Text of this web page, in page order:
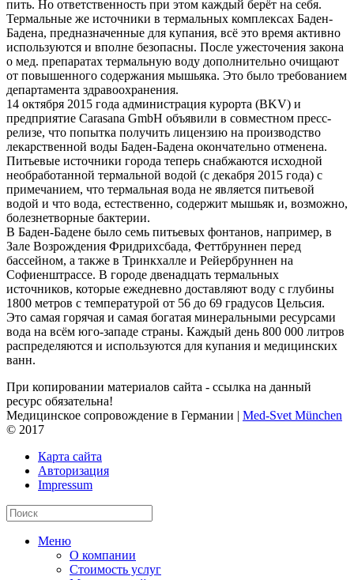
пить. Но ответственность при этом каждый берёт на себя.
Термальные же источники в термальных комплексах Баден-
Бадена, предназначенные для купания, всё это время активно
используются и вполне безопасны. После ужесточения закона
о мед. препаратах термальную воду дополнительно очищают
от повышенного содержания мышьяка. Это было требованием
департамента здравоохранения.
14 октября 2015 года администрация курорта (BKV) и
предприятие Carasana GmbH объявили в совместном пресс-
релизе, что попытка получить лицензию на производство
лекарственной воды Баден-Бадена окончательно отменена.
Питьевые источники города теперь снабжаются исходной
необработанной термальной водой (с декабря 2015 года) с
примечанием, что термальная вода не является питьевой
водой и что вода, естественно, содержит мышьяк и, возможно,
болезнетворные бактерии.
В Баден-Бадене было семь питьевых фонтанов, например, в
Зале Возрождения Фридрихсбада, Феттбруннен перед
бассейном, а также в Тринкхалле и Рейербруннен на
Софиенштрассе. В городе двенадцать термальных
источников, которые ежедневно доставляют воду с глубины
1800 метров с температурой от 56 до 69 градусов Цельсия.
Это самая горячая и самая богатая минеральными ресурсами
вода на всём юго-западе страны. Каждый день 800 000 литров
распределяются и используются для купания и медицинских
ванн.
При копировании материалов сайта - ссылка на данный
ресурс обязательна!
Медицинское сопровождение в Германии | Med-Svet München
© 2017
Карта сайта
Авторизация
Impressum
Меню
О компании
Стоимость услуг